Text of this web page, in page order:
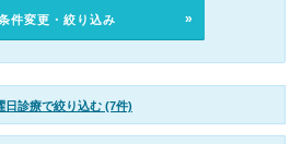
件変更・絞り込み
日診療で絞り込む (7件)